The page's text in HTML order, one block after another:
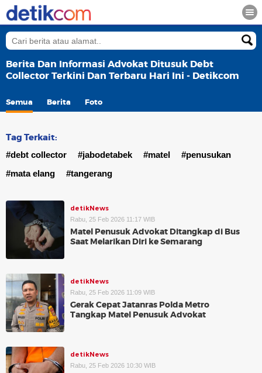
Berita Dan Informasi Advokat Ditusuk Debt
Collector Terkini Dan Terbaru Hari Ini - Detikcom
Semua Berita Foto
Tag Terkait:
#debt collector #jabodetabek #matel
#penusukan
#mata elang
#tangerang
detikNews
Rabu, 25 Feb 2026 11:17 WIB
Matel Penusuk Advokat Ditangkap di Bus
Saat Melarikan Diri ke Semarang
detikNews
Rabu, 25 Feb 2026 11:09 WIB
Gerak Cepat Jatanras Polda Metro
Tangkap Matel Penusuk Advokat
detikNews
Rabu, 25 Feb 2026 10:30 WIB